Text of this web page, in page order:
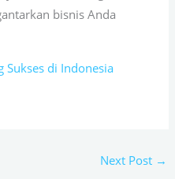
bisnis Anda
Sukses di Indonesia
Next Post →